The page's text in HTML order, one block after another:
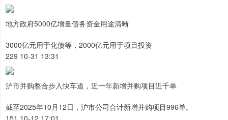
地方政府5000亿增量债务资金用途清晰
3000亿元用于化债等，2000亿元用于项目投资
229 10-31 13:31
沪市并购整合步入快车道，近一年新增并购项目近千单
截至2025年10月12日，沪市公司合计新增并购项目996单。